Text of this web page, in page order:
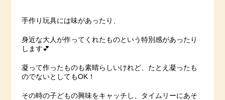
手作り玩具には味があったり、
身近な大人が作ってくれたものという特別感があったり
します💕
凝って作ったものも素晴らしいけれど、たとえ凝ったも
のでないとしてもOK！
その時の子どもの興味をキャッチし、タイムリーにあそ